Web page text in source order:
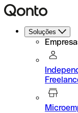
Soluções